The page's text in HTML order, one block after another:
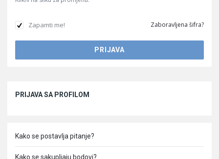
Zapamti me! Zaboravljena šifra?
PRIJAVA SA PROFILOM
Kako se postavlja pitanje?
Kako se sakupljaju bodovi?